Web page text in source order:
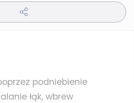
podniebienie
łąk, wbrew